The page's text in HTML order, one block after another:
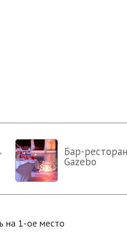
Бар-ресторан
Gazebo
на 1-ое место